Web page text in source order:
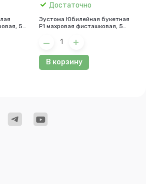
5
Достаточно
Эустома Юбилейная букетная
F1 махровая фисташковая, 5
В корзину